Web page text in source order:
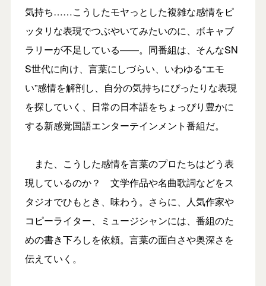
気持ち……こうしたモヤっとした複雑な感情をピ
ッタリな表現でつぶやいてみたいのに、ボキャブ
ラリーが不足している――。同番組は、そんなSN
S世代に向け、言葉にしづらい、いわゆる“エモ
い”感情を解剖し、自分の気持ちにぴったりな表現
を探していく、日常の日本語をちょっぴり豊かに
する新感覚国語エンターテインメント番組だ。
また、こうした感情を言葉のプロたちはどう表
現しているのか？ 文学作品や名曲歌詞などをス
タジオでひもとき、味わう。さらに、人気作家や
コピーライター、ミュージシャンには、番組のた
めの書き下ろしを依頼。言葉の面白さや奥深さを
伝えていく。